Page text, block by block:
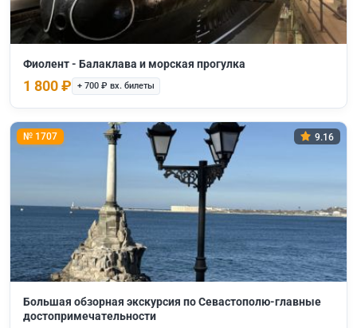
Фиолент - Балаклава и морская прогулка
1 800 ₽ + 700 ₽ вх. билеты
№ 1707 9.16
Большая обзорная экскурсия по Севастополю-главные
достопримечательности